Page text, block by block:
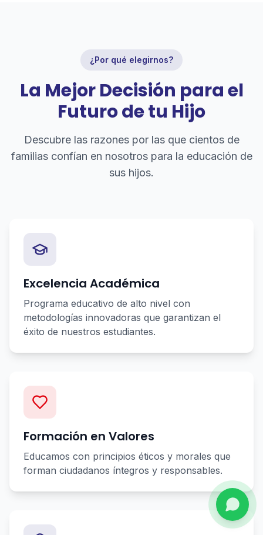
¿Por qué elegirnos?
La Mejor Decisión para el
Futuro de tu Hijo
Descubre las razones por las que cientos de
familias confían en nosotros para la educación de
sus hijos.
Excelencia Académica
Programa educativo de alto nivel con
metodologías innovadoras que garantizan el
éxito de nuestros estudiantes.
Formación en Valores
Educamos con principios éticos y morales que
forman ciudadanos íntegros y responsables.